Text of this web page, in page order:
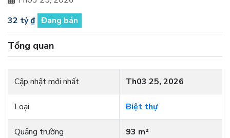
32 tỷ ₫ Đang bán
Tổng quan
Cập nhật mới nhất Th03 25, 2026
Loại Biệt thự
Quảng trường 93 m²